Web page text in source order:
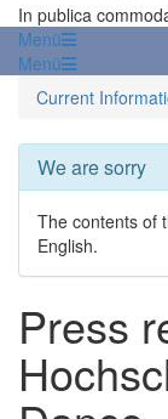
In publica
Menü
Menü
Current
We are sorry
The contents of
English.
Press